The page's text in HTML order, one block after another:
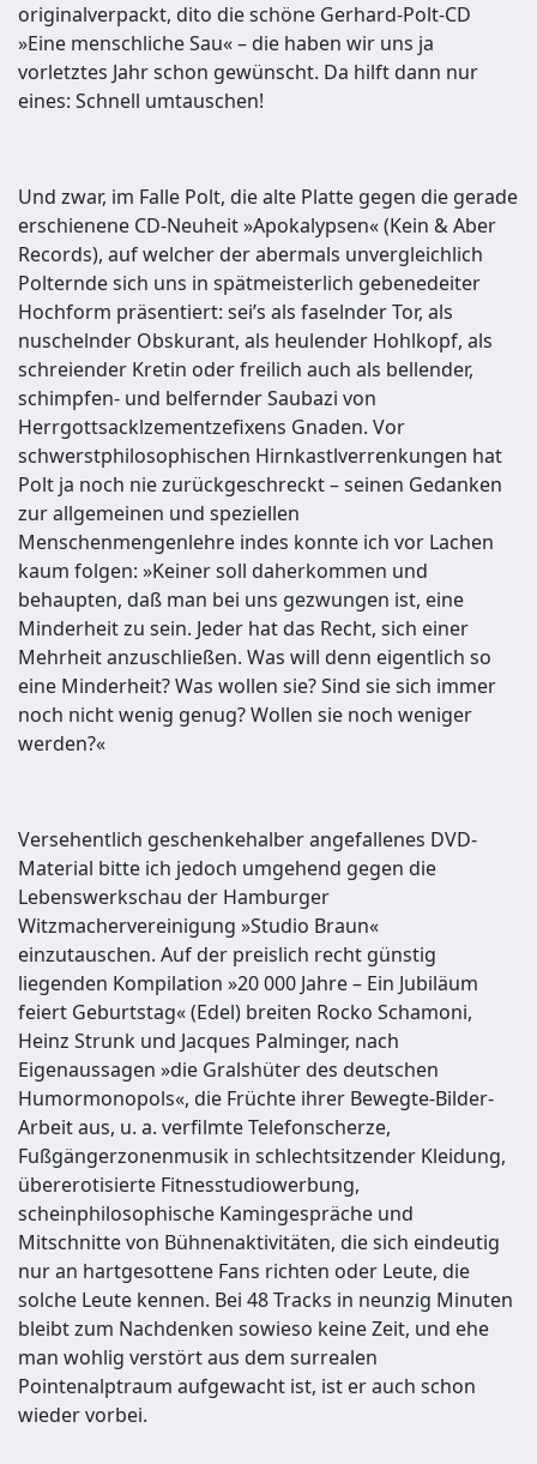
originalverpackt, dito die schöne Gerhard-Polt-CD
»Eine menschliche Sau« – die haben wir uns ja
vorletztes Jahr schon gewünscht. Da hilft dann nur
eines: Schnell umtauschen!
Und zwar, im Falle Polt, die alte Platte gegen die gerade
erschienene CD-Neuheit »Apokalypsen« (Kein & Aber
Records), auf welcher der abermals unvergleichlich
Polternde sich uns in spätmeisterlich gebenedeiter
Hochform präsentiert: sei’s als faselnder Tor, als
nuschelnder Obskurant, als heulender Hohlkopf, als
schreiender Kretin oder freilich auch als bellender,
schimpfen- und belfernder Saubazi von
Herrgottsacklzementzefixens Gnaden. Vor
schwerstphilosophischen Hirnkastlverrenkungen hat
Polt ja noch nie zurückgeschreckt – seinen Gedanken
zur allgemeinen und speziellen
Menschenmengenlehre indes konnte ich vor Lachen
kaum folgen: »Keiner soll daherkommen und
behaupten, daß man bei uns gezwungen ist, eine
Minderheit zu sein. Jeder hat das Recht, sich einer
Mehrheit anzuschließen. Was will denn eigentlich so
eine Minderheit? Was wollen sie? Sind sie sich immer
noch nicht wenig genug? Wollen sie noch weniger
werden?«
Versehentlich geschenkehalber angefallenes DVD-
Material bitte ich jedoch umgehend gegen die
Lebenswerkschau der Hamburger
Witzmachervereinigung »Studio Braun«
einzutauschen. Auf der preislich recht günstig
liegenden Kompilation »20 000 Jahre – Ein Jubiläum
feiert Geburtstag« (Edel) breiten Rocko Schamoni,
Heinz Strunk und Jacques Palminger, nach
Eigenaussagen »die Gralshüter des deutschen
Humormonopols«, die Früchte ihrer Bewegte-Bilder-
Arbeit aus, u. a. verfilmte Telefonscherze,
Fußgängerzonenmusik in schlechtsitzender Kleidung,
übererotisierte Fitnesstudiowerbung,
scheinphilosophische Kamingespräche und
Mitschnitte von Bühnenaktivitäten, die sich eindeutig
nur an hartgesottene Fans richten oder Leute, die
solche Leute kennen. Bei 48 Tracks in neunzig Minuten
bleibt zum Nachdenken sowieso keine Zeit, und ehe
man wohlig verstört aus dem surrealen
Pointenalptraum aufgewacht ist, ist er auch schon
wieder vorbei.